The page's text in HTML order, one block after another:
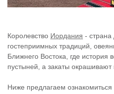
Королевство Иордания - страна
гостеприимных традиций,
Ближнего Востока, где история
пустыней, а закаты окрашивают
Ниже предлагаем